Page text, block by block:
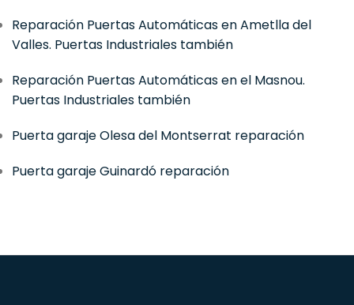
Reparación Puertas Automáticas en Ametlla del
Valles. Puertas Industriales también
Reparación Puertas Automáticas en el Masnou.
Puertas Industriales también
Puerta garaje Olesa del Montserrat reparación
Puerta garaje Guinardó reparación